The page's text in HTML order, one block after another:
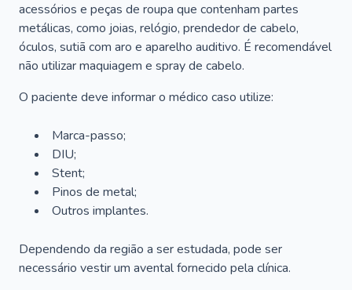
acessórios e peças de roupa que contenham partes
metálicas, como joias, relógio, prendedor de cabelo,
óculos, sutiã com aro e aparelho auditivo. É recomendável
não utilizar maquiagem e spray de cabelo.
O paciente deve informar o médico caso utilize:
Marca-passo;
DIU;
Stent;
Pinos de metal;
Outros implantes.
Dependendo da região a ser estudada, pode ser
necessário vestir um avental fornecido pela clínica.